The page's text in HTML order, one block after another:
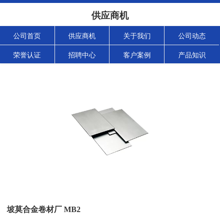
供应商机
公司首页 供应商机 关于我们 公司动态
荣誉认证 招聘中心 客户案例 产品知识
坡莫合金卷材厂 MB2